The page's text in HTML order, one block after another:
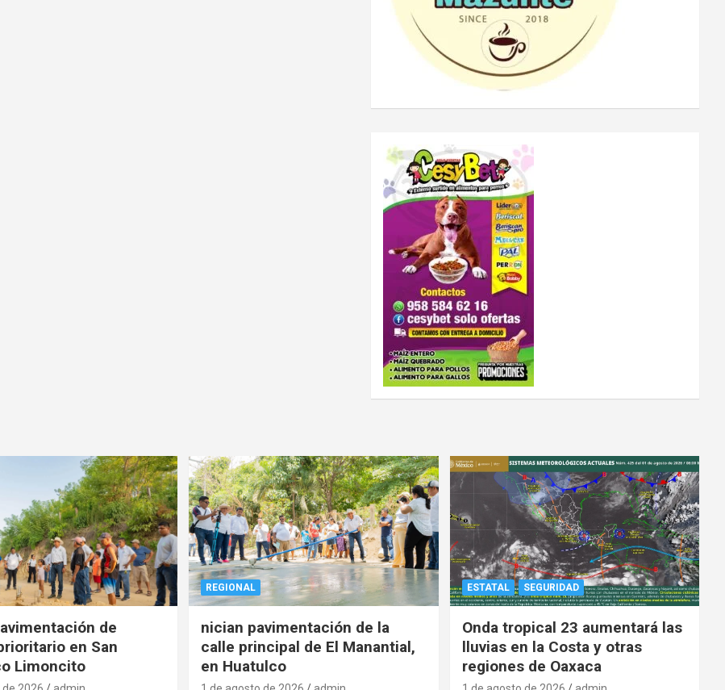
de
en San
Limoncito
REGIONAL
nician pavimentación de la
calle principal de El Manantial,
en Huatulco
ESTATAL SEGURIDAD
Onda tropical 23 aumentará las
lluvias en la Costa y otras
regiones de Oaxaca